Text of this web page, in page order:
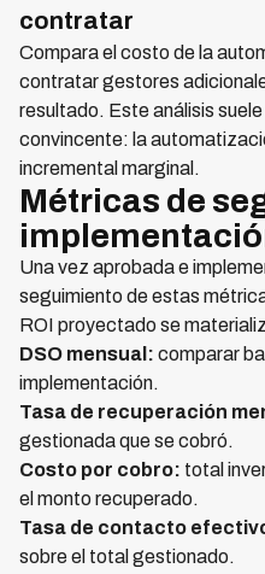
contratar
Compara el costo de la
contratar gestores
resultado. Este análisis
convincente: la
incremental marginal.
Métricas de
Una vez aprobada e
seguimiento de estas
ROI proyectado se
DSO mensual: comparar
implementación.
Tasa de recuperación
gestionada que se cobró.
Costo por cobro: total
el monto recuperado.
Tasa de contacto
sobre el total gestionado.